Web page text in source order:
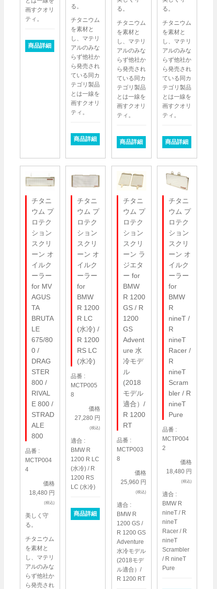
画すクオリ
ティ。
商品詳細
る。
チタニウム
を素材と
し、マテリ
アルのみな
らず他社か
ら発売され
ている同カ
テゴリ製品
とは一線を
画すクオリ
ティ。
商品詳細
る。
チタニウム
を素材と
し、マテリ
アルのみな
らず他社か
ら発売され
ている同カ
テゴリ製品
とは一線を
画すクオリ
ティ。
商品詳細
る。
チタニウム
を素材と
し、マテリ
アルのみな
らず他社か
ら発売され
ている同カ
テゴリ製品
とは一線を
画すクオリ
ティ。
商品詳細
チタニ
ウム プ
ロテク
ション
スクリ
ーン オ
イルク
ーラー
for MV
AGUS
TA
BRUTA
LE
675/80
0 /
DRAG
STER
800 /
RIVAL
E 800 /
STRAD
ALE
800
品番 :
MCTP004
4
価格
18,480 円
(税込)
美しく守
る。
チタニウム
を素材と
し、マテリ
アルのみな
らず他社か
ら発売され
チタニ
ウム プ
ロテク
ション
スクリ
ーン オ
イルク
ーラー
for
BMW
R 1200
R LC
(水冷) /
R 1200
RS LC
(水冷)
品番 :
MCTP005
8
価格
27,280 円
(税込)
適合 :
BMW R
1200 R LC
(水冷) / R
1200 RS
LC (水冷)
商品詳細
チタニ
ウム プ
ロテク
ション
スクリ
ーン ラ
ジエタ
ー for
BMW
R 1200
GS / R
1200
GS
Advent
ure 水
冷モデ
ル
(2018
モデル
適合）/
R 1200
RT
品番 :
MCTP003
8
価格
25,960 円
(税込)
適合 :
BMW R
1200 GS /
R 1200 GS
Adventure
水冷モデル
(2018モデ
ル適合）/
R 1200 RT
チタニ
ウム プ
ロテク
ション
スクリ
ーン オ
イルク
ーラー
for
BMW
R
nineT /
R
nineT
Racer /
R
nineT
Scram
bler / R
nineT
Pure
品番 :
MCTP004
2
価格
18,480 円
(税込)
適合 :
BMW R
nineT / R
nineT
Racer / R
nineT
Scrambler
/ R nineT
Pure